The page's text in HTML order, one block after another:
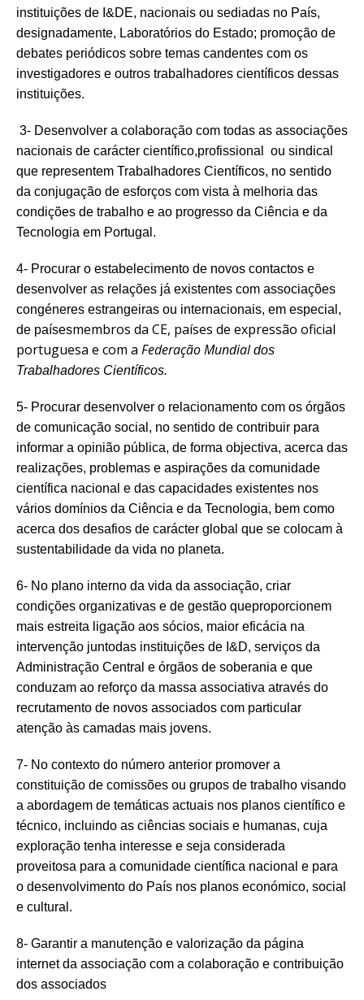
instituições de I&DE, nacionais ou sediadas no País,
designadamente, Laboratórios do Estado; promoção de
debates periódicos sobre temas candentes com os
investigadores e outros trabalhadores científicos dessas
instituições.
3- Desenvolver a colaboração com todas as associações
nacionais de carácter científico,profissional ou sindical
que representem Trabalhadores Científicos, no sentido
da conjugação de esforços com vista à melhoria das
condições de trabalho e ao progresso da Ciência e da
Tecnologia em Portugal.
4- Procurar o estabelecimento de novos contactos e
desenvolver as relações já existentes com associações
congéneres estrangeiras ou internacionais, em especial,
de paísesmembros da CE, países de expressão oficial
portuguesa e com a Federação Mundial dos
Trabalhadores Científicos.
5- Procurar desenvolver o relacionamento com os órgãos
de comunicação social, no sentido de contribuir para
informar a opinião pública, de forma objectiva, acerca das
realizações, problemas e aspirações da comunidade
científica nacional e das capacidades existentes nos
vários domínios da Ciência e da Tecnologia, bem como
acerca dos desafios de carácter global que se colocam à
sustentabilidade da vida no planeta.
6- No plano interno da vida da associação, criar
condições organizativas e de gestão queproporcionem
mais estreita ligação aos sócios, maior eficácia na
intervenção juntodas instituições de I&D, serviços da
Administração Central e órgãos de soberania e que
conduzam ao reforço da massa associativa através do
recrutamento de novos associados com particular
atenção às camadas mais jovens.
7- No contexto do número anterior promover a
constituição de comissões ou grupos de trabalho visando
a abordagem de temáticas actuais nos planos científico e
técnico, incluindo as ciências sociais e humanas, cuja
exploração tenha interesse e seja considerada
proveitosa para a comunidade científica nacional e para
o desenvolvimento do País nos planos económico, social
e cultural.
8- Garantir a manutenção e valorização da página
internet da associação com a colaboração e contribuição
dos associados